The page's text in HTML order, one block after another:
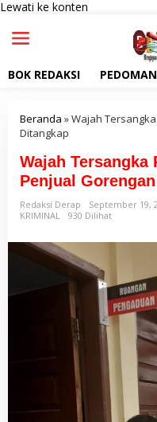
Lewati ke konten
BOK REDAKSI
Beranda »Wajah
Ditangkap
Wajah Tersangka
Penjual
Redaksi Derap
September 19,
KRIMINAL
930 Dilihat